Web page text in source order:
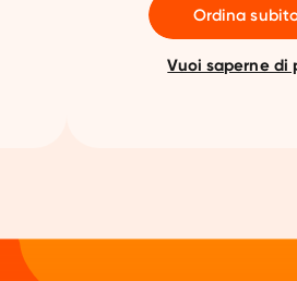
Ordina
Vuoi saperne di